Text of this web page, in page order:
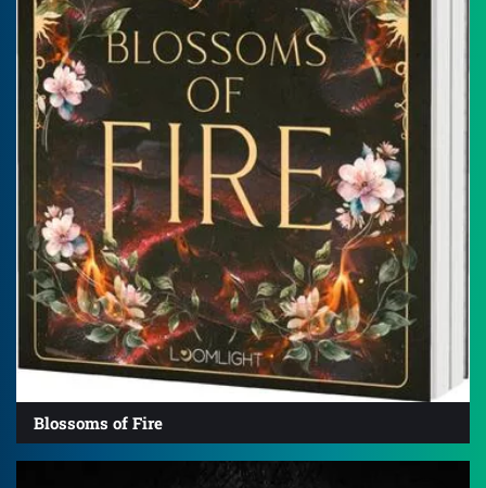
Blossoms of Fire